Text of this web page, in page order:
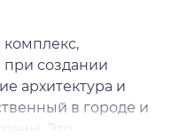
создании
архитектура и
в городе и
Это